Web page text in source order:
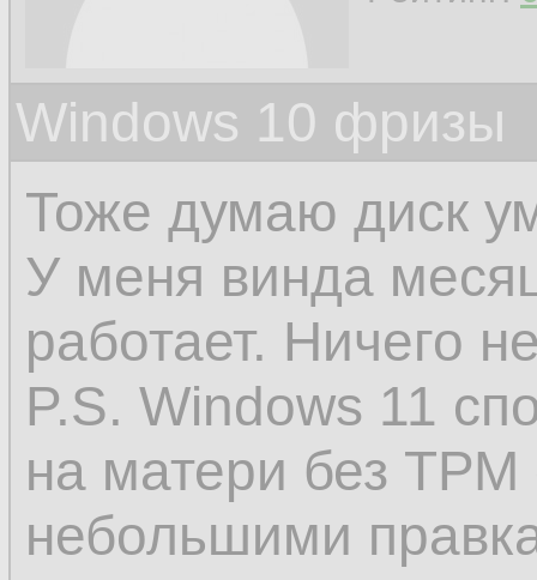
Windows 10 фризы
Тоже думаю диск
У меня винда
работает. Ничего
P.S. Windows 11
на матери без ТРМ
небольшими